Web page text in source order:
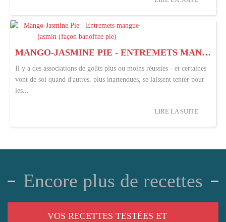
MANGO-JASMINE PIE - ENTREMETS MANGUE JASMIN (FAÇON BANOFFEE PIE)
Il y a des associations de goûts plus ou moins réussies - et certaines
vont de soi quand d'autres, plus inattendues, se laissent tenter pour
les...
LIRE LA SUITE
Encore plus de recettes
VOS RECETTES TESTÉES ET